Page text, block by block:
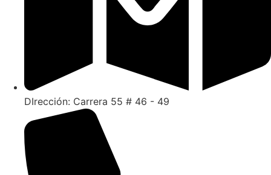
DIrección: Carrera 55 # 46 - 49